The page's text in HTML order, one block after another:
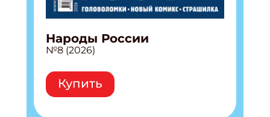
Народы России
№8 (2026)
Купить